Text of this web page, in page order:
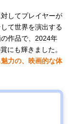
してプレイヤーが
て世界を演出する
作品で、2024年
にも輝きました。
力の、映画的な体